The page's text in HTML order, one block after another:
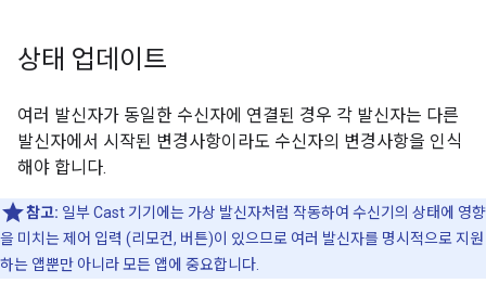
상태 업데이트
여러 발신자가 동일한 수신자에 연결된 경우 각 발신자는 다른
발신자에서 시작된 변경사항이라도 수신자의 변경사항을 인식
해야 합니다.
참고: 일부 Cast 기기에는 가상 발신자처럼 작동하여 수신기의 상태에 영향
을 미치는 제어 입력 (리모컨, 버튼)이 있으므로 여러 발신자를 명시적으로 지원
하는 앱뿐만 아니라 모든 앱에 중요합니다.